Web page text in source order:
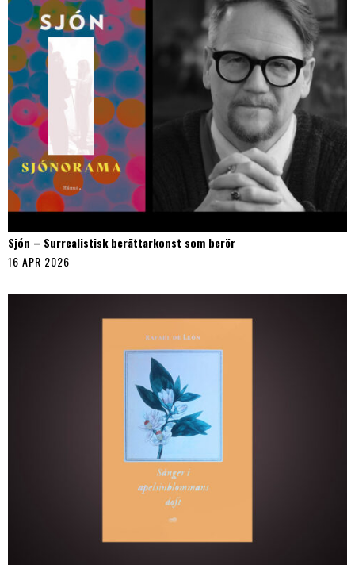
Sjón – Surrealistisk berättarkonst som berör
16 APR 2026